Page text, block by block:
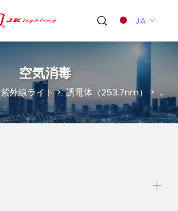
JA
空気消毒
紫外線ライト>誘電体（253.7nm） > 空